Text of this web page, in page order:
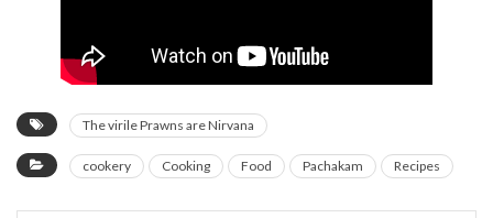
The virile Prawns are Nirvana
cookery Cooking Food Pachakam Recipes